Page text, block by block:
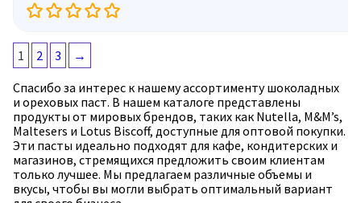
1 2 3
→
Спасибо за интерес к нашему ассортименту шоколадных
и ореховых паст. В нашем каталоге представлены
продукты от мировых брендов, таких как Nutella, M&M’s,
Maltesers и Lotus Biscoff, доступные для оптовой покупки.
Эти пасты идеально подходят для кафе, кондитерских и
магазинов, стремящихся предложить своим клиентам
только лучшее. Мы предлагаем различные объемы и
вкусы, чтобы вы могли выбрать оптимальный вариант